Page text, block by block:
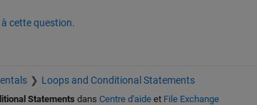
cette question.
Loops and Conditional Statements
Statements dans Centre d'aideet File Exchange